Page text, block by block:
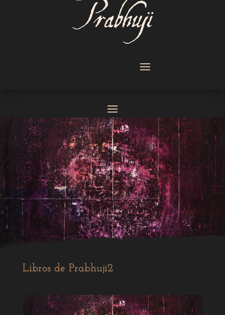
Libros de Prabhuji2